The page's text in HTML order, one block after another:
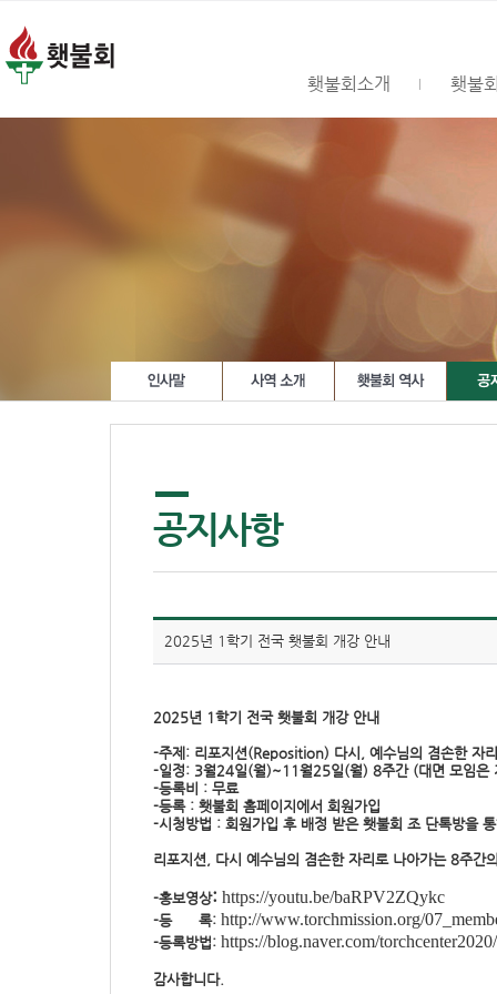
횃불회소개 횃불
공지사항
2025년 1학기 전국 횃불회 개강 안내
2025년 1학기 전국 횃불회 개강 안내
-주제: 리포지션(Reposition) 다시, 예수님의 겸손한 자
-일정: 3월24일(월)~11월25일(월) 8주간 (대면 모임은
-등록비 : 무료
-등록 : 횃불회 홈페이지에서 회원가입
-시청방법 : 회원가입 후 배정 받은 횃불회 조 단톡방을
리포지션, 다시 예수님의 겸손한 자리로 나아가는 8주간
-홍보영상: https://youtu.be/baRPV2ZQykc
-등 록: http://www.torchmission.org/
-등록방법: https://blog.naver.com/
감사합니다.